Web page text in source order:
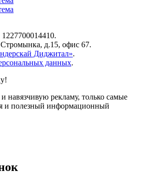
д.15, офис 67.
Диджитал».
данных.
навязчивую рекламу, только самые
и полезный информационный